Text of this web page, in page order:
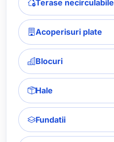
Terase necirculabile
Acoperisuri plate
Blocuri
Hale
Fundatii